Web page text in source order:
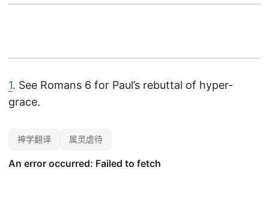
1. See Romans 6 for Paul’s rebuttal of hyper-
grace.
神学翻译 属灵虐待